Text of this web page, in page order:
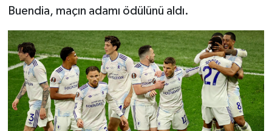
Buendia, maçın adamı ödülünü aldı.
Güreş
Halter
Motor Sporları